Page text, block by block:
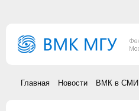
Главная Новости ВМК в СМИ